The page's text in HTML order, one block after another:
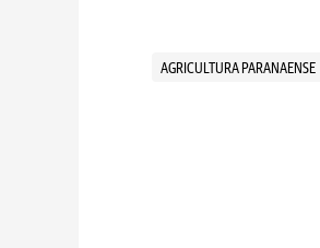
AGRICULTURA PARANAENSE